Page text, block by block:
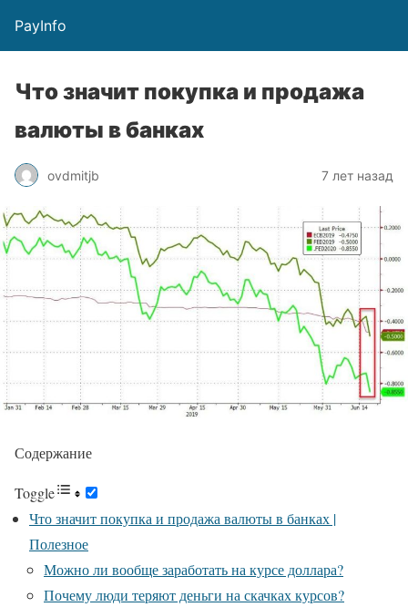
PayInfo
Что значит покупка и продажа
валюты в банках
ovdmitjb 7 лет назад
Содержание
Toggle
Что значит покупка и продажа валюты в банках |
Полезное
Можно ли вообще заработать на курсе доллара?
Почему люди теряют деньги на скачках курсов?